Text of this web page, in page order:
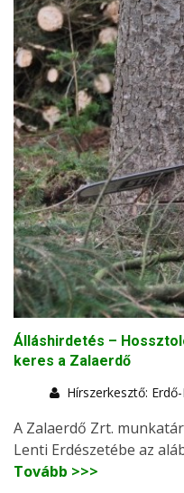
Álláshirdetés –
keres a Zalaerdő
Hírszerkesztő:
A Zalaerdő Zrt.
Lenti Erdészetébe az
Tovább >>>